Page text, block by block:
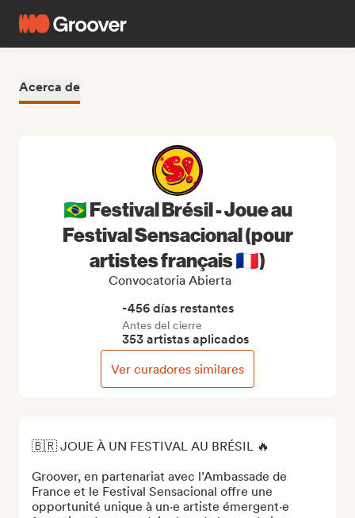
Acerca de
🇧🇷 JOUE À UN FESTIVAL AU BRÉSIL 🔥
Groover, en partenariat avec l’Ambassade de
France et le Festival Sensacional offre une
opportunité unique à un·e artiste émergent·e
🇧🇷 Festival Brésil - Joue au
Festival Sensacional (pour
artistes français 🇫🇷)
Convocatoria Abierta
-456 días restantes
Antes del cierre
353 artistas aplicados
Ver curadores similares